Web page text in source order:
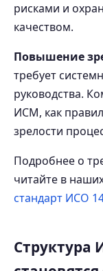
рисками и
качеством.
Повышение
требует
руководства.
ИСМ, как
зрелости
Подробнее о
читайте в
стандарт ИСО
Структура